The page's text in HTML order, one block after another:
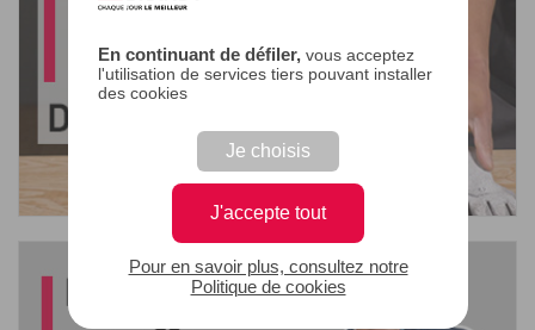
En continuant de défiler,vous acceptez
l'utilisation de services tiers pouvant installer
des cookies
Je choisis
J'accepte tout
Pour en savoir plus, consultez notre
Politique de cookies